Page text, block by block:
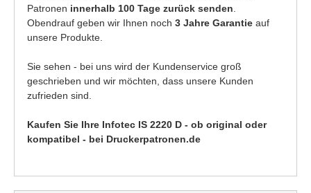
Patronen innerhalb 100 Tage zurück senden
Obendrauf geben wir Ihnen noch 3 Jahre Garantie auf
unsere Produkte.
Sie sehen - bei uns wird der Kundenservice groß
geschrieben und wir möchten, dass unsere Kunden
zufrieden sind.
Kaufen Sie Ihre Infotec IS 2220 D - ob original oder
kompatibel - bei Druckerpatronen.de